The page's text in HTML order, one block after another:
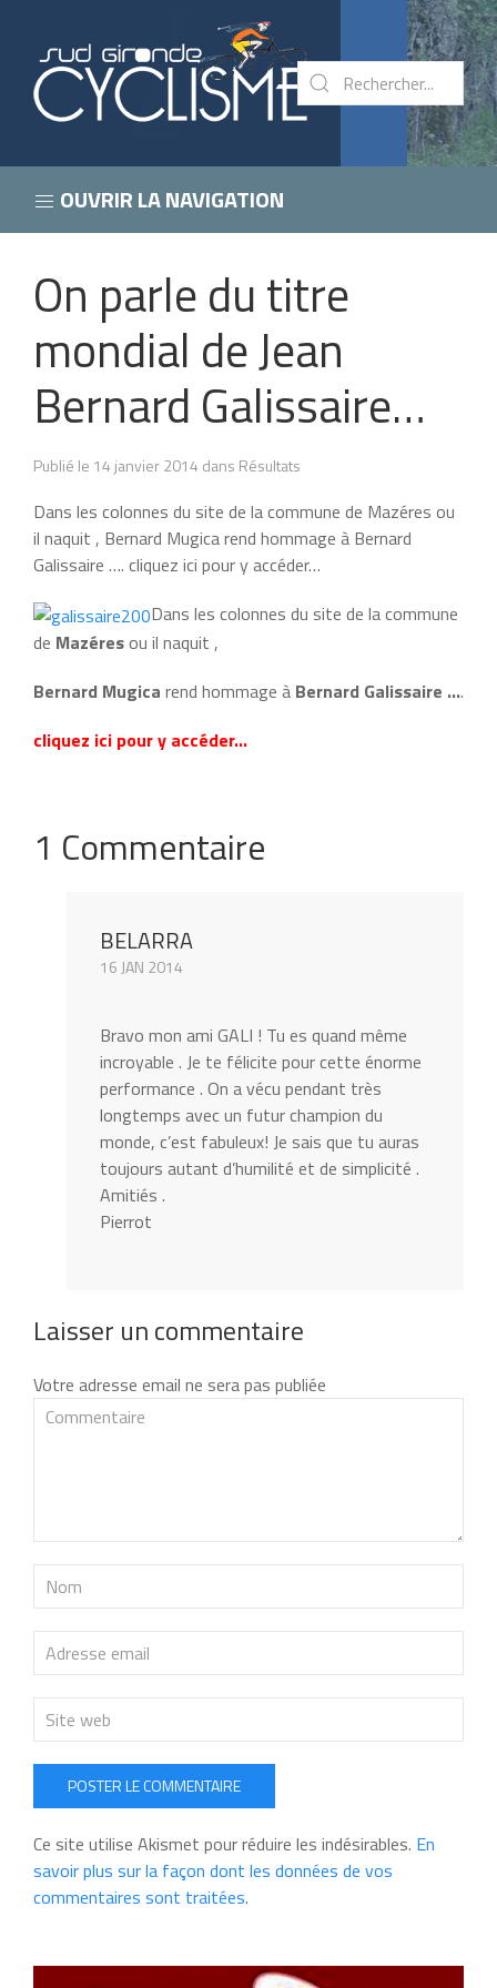
OUVRIR LA NAVIGATION
On parle du titre
mondial de Jean
Bernard Galissaire…
Publié le 14 janvier 2014 dans Résultats
Dans les colonnes du site de la commune de Mazéres ou
il naquit , Bernard Mugica rend hommage à Bernard
Galissaire …. cliquez ici pour y accéder…
Dans les colonnes du site de la commune
de Mazéresou il naquit ,
Bernard Mugica rend hommage à Bernard Galissaire ….
cliquez ici pour y accéder…
1 Commentaire
BELARRA
16 JAN 2014
Bravo mon ami GALI ! Tu es quand même
incroyable . Je te félicite pour cette énorme
performance . On a vécu pendant très
longtemps avec un futur champion du
monde, c’est fabuleux! Je sais que tu auras
toujours autant d’humilité et de simplicité .
Amitiés .
Pierrot
Laisser un commentaire
Votre adresse email ne sera pas publiée
POSTER LE COMMENTAIRE
Ce site utilise Akismet pour réduire les indésirables. En
savoir plus sur la façon dont les données de vos
commentaires sont traitées.